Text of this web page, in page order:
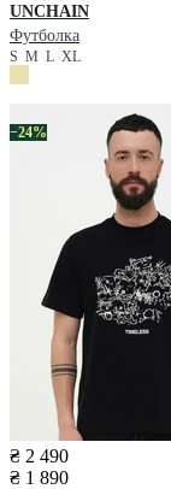
UNCHAIN
Футболка
S M L XL
−24%
₴ 2 490
₴ 1 890